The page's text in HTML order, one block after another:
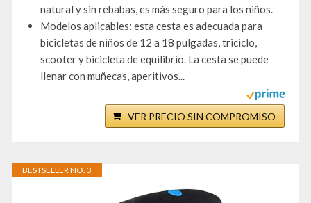
natural y sin rebabas, es más seguro para los niños.
Modelos aplicables: esta cesta es adecuada para
bicicletas de niños de 12 a 18 pulgadas, triciclo,
scooter y bicicleta de equilibrio. La cesta se puede
llenar con muñecas, aperitivos...
VER PRECIO SIN COMPROMISO
BESTSELLER NO. 3